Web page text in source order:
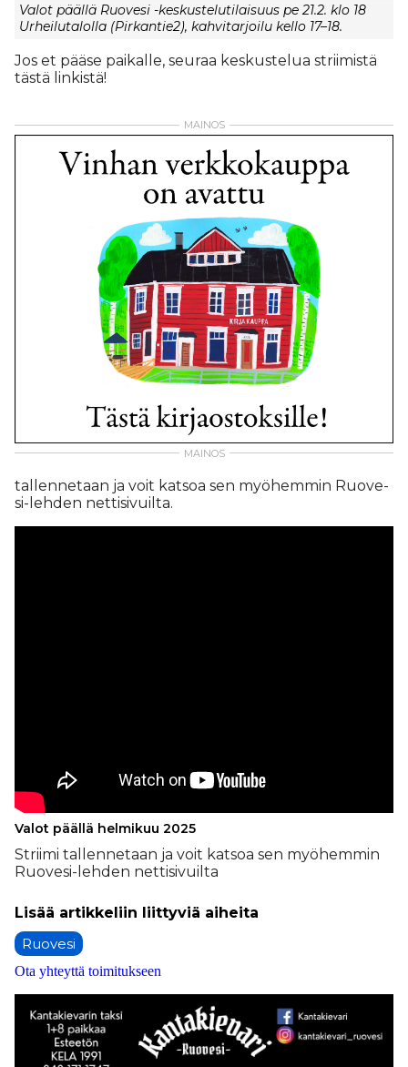
Va­lot pääl­lä Ruo­ve­si -kes­kus­te­lu­ti­lai­suus pe 21.2. klo 18
Ur­hei­lu­ta­lol­la (Pir­kan­tie2), kah­vi­tar­joi­lu kel­lo 17–18.
Jos et pää­se pai­kal­le, seu­raa kes­kus­te­lua strii­mis­tä
täs­tä lin­kis­tä!
tal­len­ne­taan ja voit kat­soa sen myö­hem­min Ruo­ve­
si-leh­den net­ti­si­vuil­ta.
Valot päällä helmikuu 2025
Strii­mi tal­len­ne­taan ja voit kat­soa sen myö­hem­min
Ruo­ve­si-leh­den net­ti­si­vuil­ta
Ruovesi
Ota yhteyttä toimitukseen